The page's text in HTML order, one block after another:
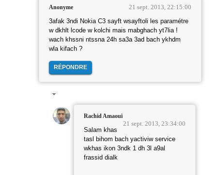
Anonyme 21 sept. 2013, 22:15:00
3afak 3ndi Nokia C3 sayft wsayftoli les paramétre
w dkhlt lcode w kolchi mais mabghach yt7lia !
wach khssni ntssna 24h sa3a 3ad bach ykhdm
wla kifach ?
RÉPONDRE
Rachid Amaoui
21 sept. 2013, 23:34:00
Salam khas
tasl bihom bach yactiviw service
wkhas ikon 3ndk 1 dh 3l a9al
frassid dialk